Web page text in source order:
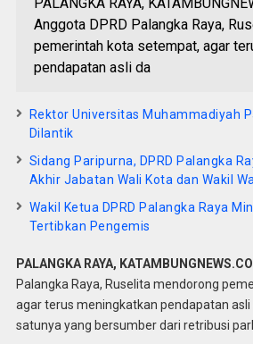
Anggota DPRD Palangka Raya,
pemerintah kota setempat, agar
pendapatan asli da
Rektor Universitas Muhammadiyah
Dilantik
Sidang Paripurna, DPRD Palangka
Akhir Jabatan Wali Kota dan Wakil
Wakil Ketua DPRD Palangka Raya
Tertibkan Pengemis
PALANGKA RAYA,
Palangka Raya, Ruselita mendorong
agar terus meningkatkan pendapatan asli
satunya yang bersumber dari retribusi